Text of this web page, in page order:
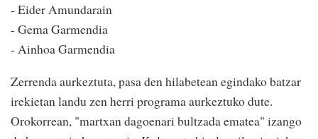
- Eider Amundarain
- Gema Garmendia
- Ainhoa Garmendia
Zerrenda aurkeztuta, pasa den hilabetean egindako batzar
irekietan landu zen herri programa aurkeztuko dute.
Orokorrean, "martxan dagoenari bultzada ematea" izango